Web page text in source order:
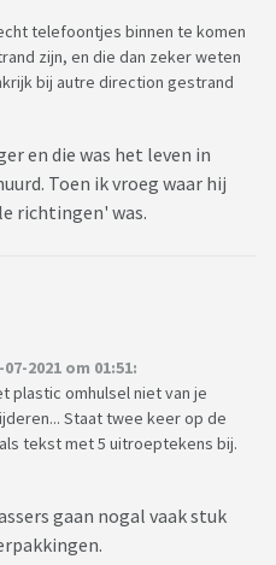
telefoontjes binnen te komen
zijn, en die dan zeker weten
bij autre direction gestrand
en die was het leven in
Toen ik vroeg waar hij
richtingen' was.
2021 om 01:51:
plastic omhulsel niet van je
Staat twee keer op de
tekst met 5 uitroeptekens bij.
gaan nogal vaak stuk